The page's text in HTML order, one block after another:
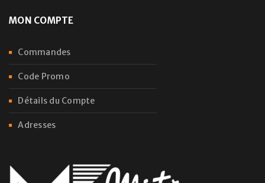
MON COMPTE
Commandes
Code Promo
Détails du Compte
Adresses